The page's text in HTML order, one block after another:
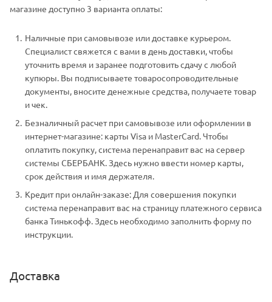
магазине доступно 3 варианта оплаты:
Наличные при самовывозе или доставке курьером.
Специалист свяжется с вами в день доставки, чтобы
уточнить время и заранее подготовить сдачу с любой
купюры. Вы подписываете товаросопроводительные
документы, вносите денежные средства, получаете товар
и чек.
Безналичный расчет при самовывозе или оформлении в
интернет-магазине: карты Visa и MasterCard. Чтобы
оплатить покупку, система перенаправит вас на сервер
системы СБЕРБАНК. Здесь нужно ввести номер карты,
срок действия и имя держателя.
Кредит при онлайн-заказе: Для совершения покупки
система перенаправит вас на страницу платежного сервиса
банка Тинькофф. Здесь необходимо заполнить форму по
инструкции.
Доставка